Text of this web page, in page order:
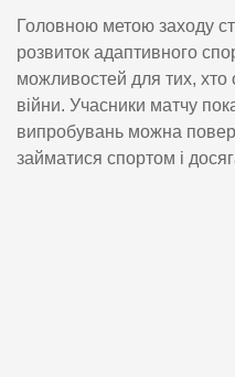
Головною метою заходу
розвиток адаптивного
можливостей для тих,
війни. Учасники матчу
випробувань можна
займатися спортом і